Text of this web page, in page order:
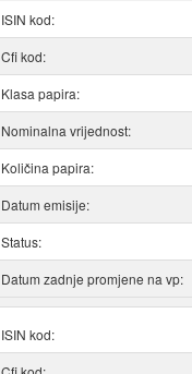
ISIN kod:
Cfi kod:
Klasa papira:
Nominalna vrijednost:
Količina papira:
Datum emisije:
Status:
Datum zadnje promjene na vp:
ISIN kod: